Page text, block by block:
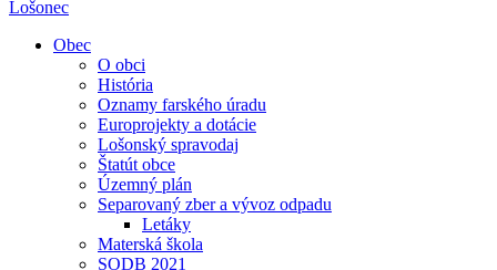
Lošonec
Obec
O obci
História
Oznamy farského úradu
Europrojekty a dotácie
Lošonský spravodaj
Štatút obce
Územný plán
Separovaný zber a vývoz odpadu
Letáky
Materská škola
SODB 2021